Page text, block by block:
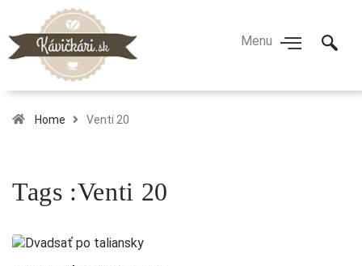
Home Venti 20
Tags :Venti 20